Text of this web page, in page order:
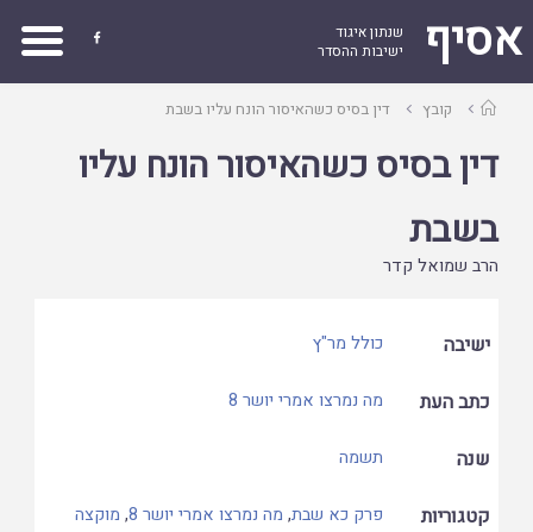
אסיף
שנתון איגוד
ישיבות ההסדר

עמודקובץ דין בסיס כשהאיסור הונח עליו בשבת
דין בסיס כשהאיסור הונח עליו
בשבת
הרב שמואל קדר
ישיבה כולל מר"ץ
כתב העת מה נמרצו אמרי יושר 8
שנה תשמה
קטגוריות פרק כא שבת, מה נמרצו אמרי יושר 8 , מוקצה